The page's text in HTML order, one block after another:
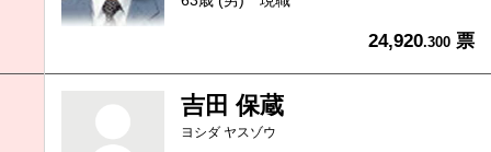
24,920.300 票
吉田 保蔵
ヨシダ ヤスゾウ